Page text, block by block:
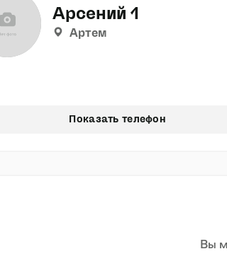
Арсений 1
Артем
Показать телефон
Вы